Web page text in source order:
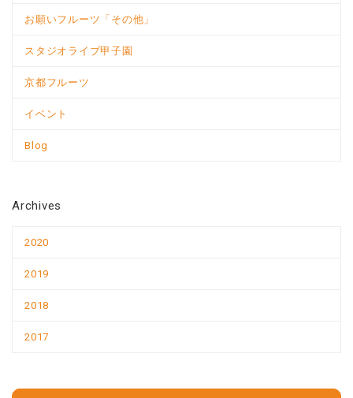
お願いフルーツ「その他」
スタジオライブ甲子園
京都フルーツ
イベント
Blog
Archives
2020
2019
2018
2017